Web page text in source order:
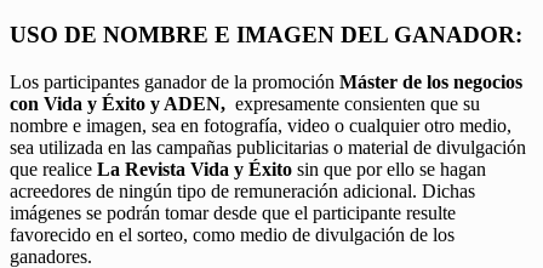
USO DE NOMBRE E IMAGEN DEL GANADOR:
Los participantes ganador de la promoción Máster de los negocios
con Vida y Éxito y ADEN, expresamente consienten que su
nombre e imagen, sea en fotografía, video o cualquier otro medio,
sea utilizada en las campañas publicitarias o material de divulgación
que realice La Revista Vida y Éxito sin que por ello se hagan
acreedores de ningún tipo de remuneración adicional. Dichas
imágenes se podrán tomar desde que el participante resulte
favorecido en el sorteo, como medio de divulgación de los
ganadores.